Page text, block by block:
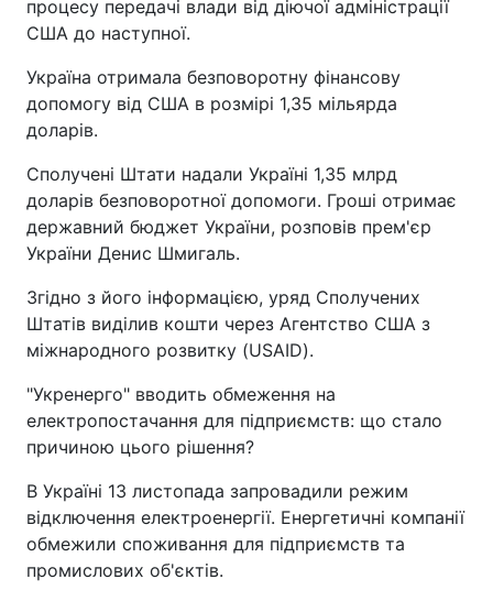
процесу передачі влади від діючої адміністрації
США до наступної.
Україна отримала безповоротну фінансову
допомогу від США в розмірі 1,35 мільярда
доларів.
Сполучені Штати надали Україні 1,35 млрд
доларів безповоротної допомоги. Гроші отримає
державний бюджет України, розповів прем'єр
України Денис Шмигаль.
Згідно з його інформацією, уряд Сполучених
Штатів виділив кошти через Агентство США з
міжнародного розвитку (USAID).
"Укренерго" вводить обмеження на
електропостачання для підприємств: що стало
причиною цього рішення?
В Україні 13 листопада запровадили режим
відключення електроенергії. Енергетичні компанії
обмежили споживання для підприємств та
промислових об'єктів.